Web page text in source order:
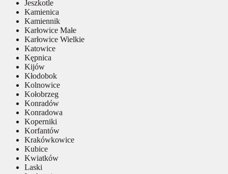
Jeszkotle
Kamienica
Kamiennik
Karłowice Małe
Karłowice Wielkie
Katowice
Kępnica
Kijów
Kłodobok
Kolnowice
Kołobrzeg
Konradów
Konradowa
Koperniki
Korfantów
Krakówkowice
Kubice
Kwiatków
Laski